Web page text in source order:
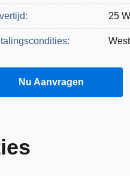
25
Nu Aanvragen
Een Citaat Krijgen